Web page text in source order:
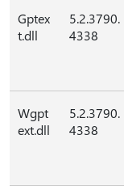
Gptex
t.dll
5.2.3790.
4338
Wgpt
ext.dll
5.2.3790.
4338